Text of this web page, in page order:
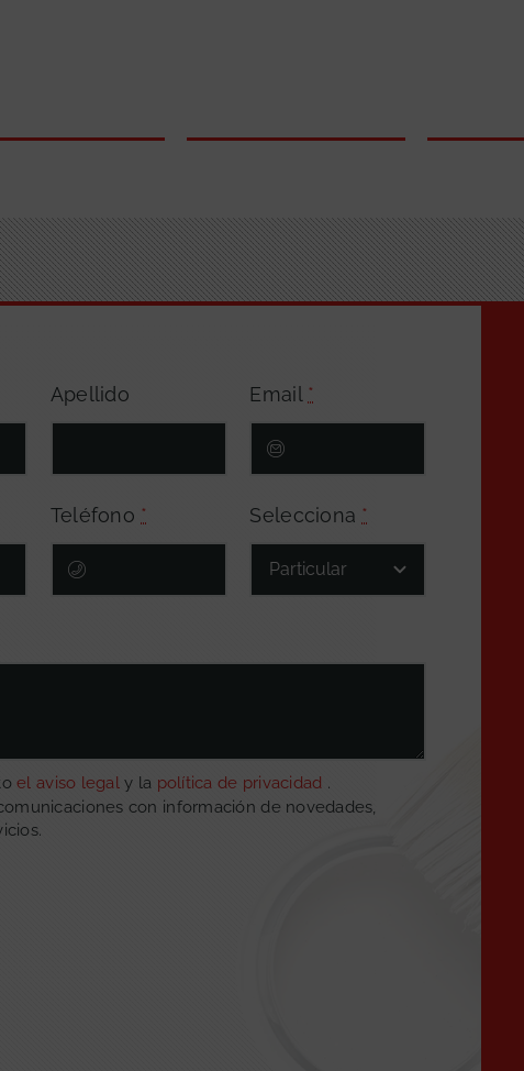
Apellido Email *
Teléfono * Selecciona *
el aviso legaly la política de privacidad .
con información de novedades,